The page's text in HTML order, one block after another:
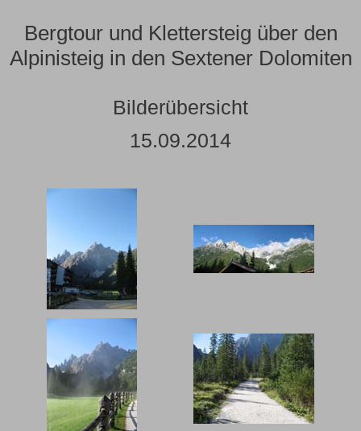
Bergtour und Klettersteig über den
Alpinisteig in den Sextener Dolomiten
Bilderübersicht
15.09.2014